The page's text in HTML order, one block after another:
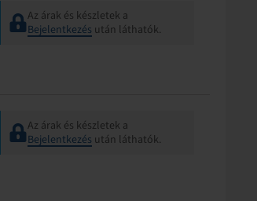
Az árak és készletek a
Bejelentkezés után láthatók.
Az árak és készletek a
Bejelentkezés után láthatók.